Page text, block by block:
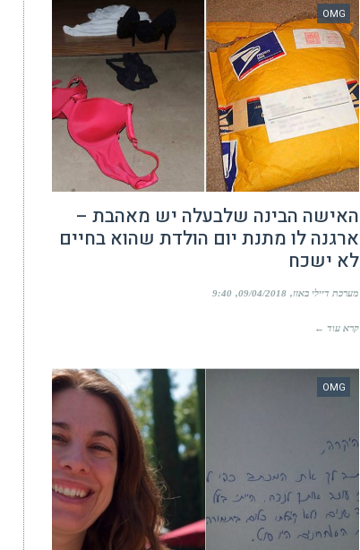
OMG
האישה הבינה שלבעלה יש מאהבת –
ארגנה לו מתנת יום הולדת שהוא בחיים
לא ישכח
מערכת דיילי באזז 09/04/2018
9:40
קרא עוד ←
OMG